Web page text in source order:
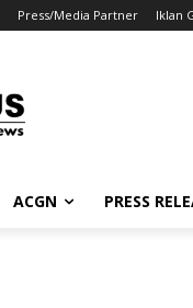
Press/Media Partner Iklan
ACGN PRESS